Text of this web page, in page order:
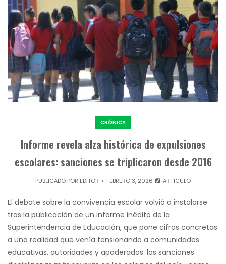
CRÓNICA
Informe revela alza histórica de expulsiones
escolares: sanciones se triplicaron desde 2016
PUBLICADO POR EDITOR FEBRERO 3, 2026 ARTÍCULO
El debate sobre la convivencia escolar volvió a instalarse
tras la publicación de un informe inédito de la
Superintendencia de Educación, que pone cifras concretas
a una realidad que venía tensionando a comunidades
educativas, autoridades y apoderados: las sanciones